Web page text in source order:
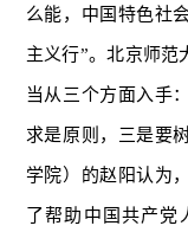
么能，中国特色社
主义行”。北京师范
当从三个方面入手
求是原则，三是要
学院）的赵阳认为
了帮助中国共产党